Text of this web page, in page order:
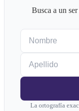
Busca a un
La ortografía